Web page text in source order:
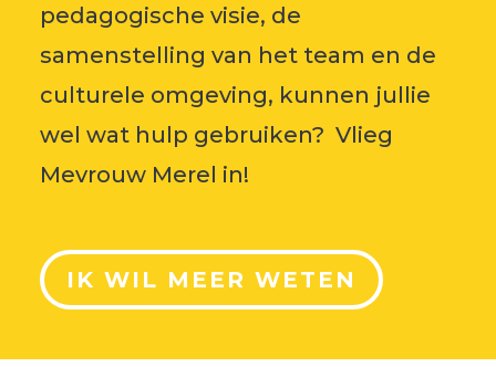
pedagogische visie, de
samenstelling van het team en de
culturele omgeving, kunnen jullie
wel wat hulp gebruiken? Vlieg
Mevrouw Merel in!
IK WIL MEER WETEN